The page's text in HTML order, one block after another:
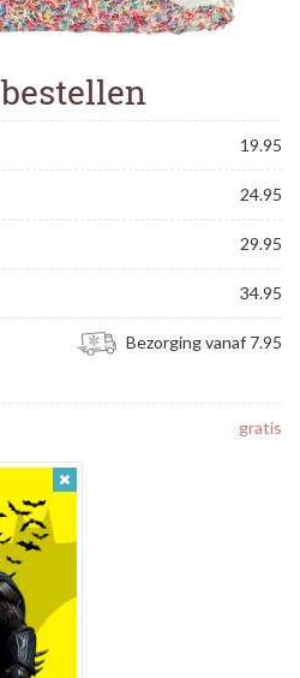
19.95
24.95
29.95
34.95
Bezorging vanaf 7.95
gratis